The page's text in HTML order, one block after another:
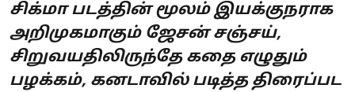
சிக்மா படத்தின் மூலம் இயக்குநராக
அறிமுகமாகும் ஜேசன் சஞ்சய்,
சிறுவயதிலிருந்தே கதை எழுதும்
பழக்கம், கனடாவில் படித்த திரைப்பட